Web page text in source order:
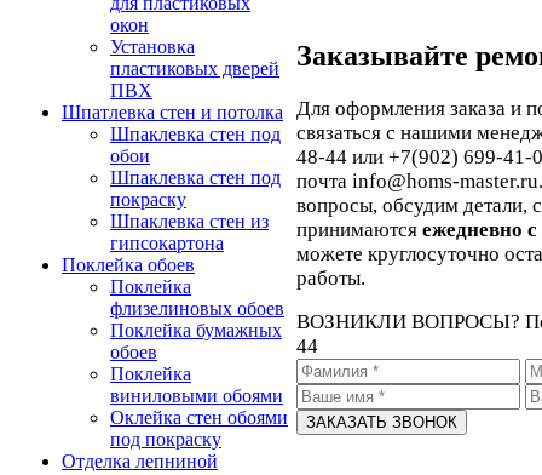
окон
Установка
пластиковых дверей
ПВХ
Шпатлевка стен и потолка
Шпаклевка стен под
обои
Шпаклевка стен под
покраску
Шпаклевка стен из
гипсокартона
Поклейка обоев
Поклейка
флизелиновых обоев
Поклейка бумажных
обоев
Поклейка
виниловыми обоями
Оклейка стен обоями
под покраску
Отделка лепниной
Заказывайте
Для оформления заказа и
связаться с нашими
48-44 или +7(902) 699-41-
почта info@homs-
вопросы, обсудим детали,
принимаются ежедневно
можете круглосуточно
работы.
ВОЗНИКЛИ ВОПРОСЫ?
44